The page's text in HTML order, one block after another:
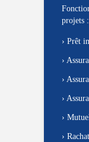
projets :
› Prêt
›
›
›
›
›